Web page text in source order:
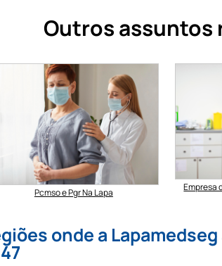
Outros assuntos
Pcmso e Pgr Na Lapa
Empresa
onde a